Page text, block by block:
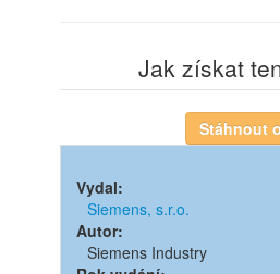
Jak získat
Vydal:
Siemens, s.r.o.
Autor:
Siemens Industry